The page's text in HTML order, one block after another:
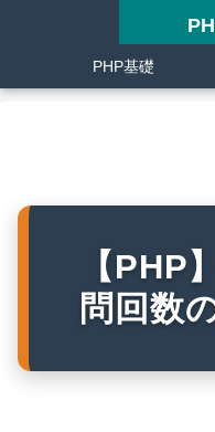
PHP基礎
【PHP
問回数